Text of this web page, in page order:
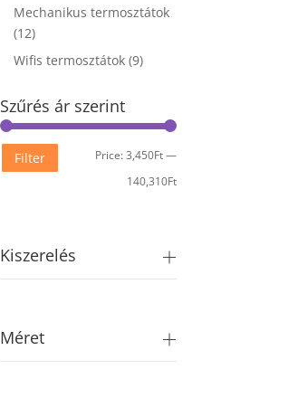
Mechanikus termosztátok
(12)
Wifis termosztátok (9)
Szűrés ár szerint
Min
price
Max
price
Filter Price:3,450Ft—
140,310Ft
Kiszerelés
Méret